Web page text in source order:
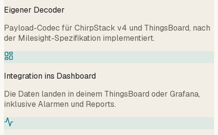
Eigener Decoder
Payload-Codec für ChirpStack v4 und ThingsBoard, nach
der Milesight-Spezifikation implementiert.
Integration ins Dashboard
Die Daten landen in deinem ThingsBoard oder Grafana,
inklusive Alarmen und Reports.